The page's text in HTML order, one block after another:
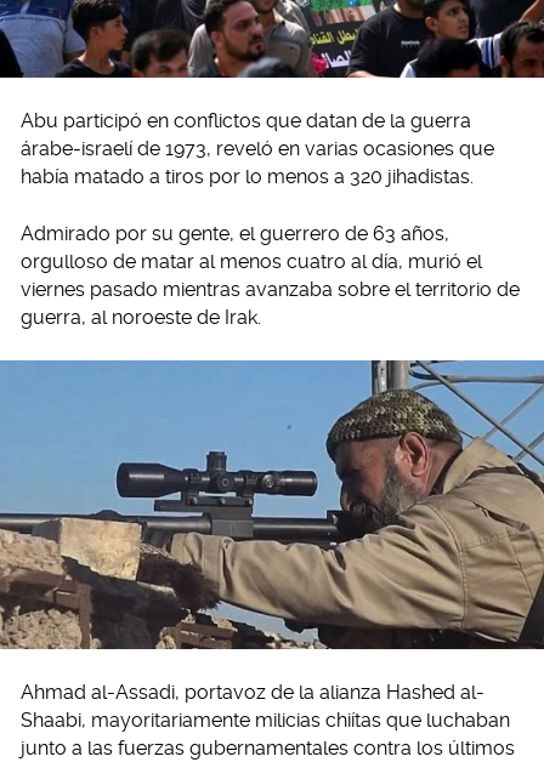
Abu participó en conflictos que datan de la guerra
árabe-israelí de 1973, reveló en varias ocasiones que
había matado a tiros por lo menos a 320 jihadistas.
Admirado por su gente, el guerrero de 63 años,
orgulloso de matar al menos cuatro al día, murió el
viernes pasado mientras avanzaba sobre el territorio de
guerra, al noroeste de Irak.
Ahmad al-Assadi, portavoz de la alianza Hashed al-
Shaabi, mayoritariamente milicias chiítas que luchaban
junto a las fuerzas gubernamentales contra los últimos